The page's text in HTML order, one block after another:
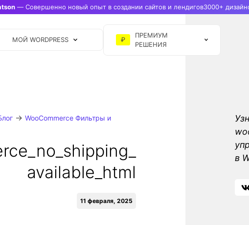
— Совершенно новый опыт в создании сайтов и лендигов3000+
МОЙ WORDPRESS ₽
ПРЕМИУМ
РЕШЕНИЯ
→ WooCommerce Фильтры и
available_html
11 февраля, 2025
в